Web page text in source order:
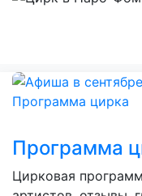
Программа
Цирковая